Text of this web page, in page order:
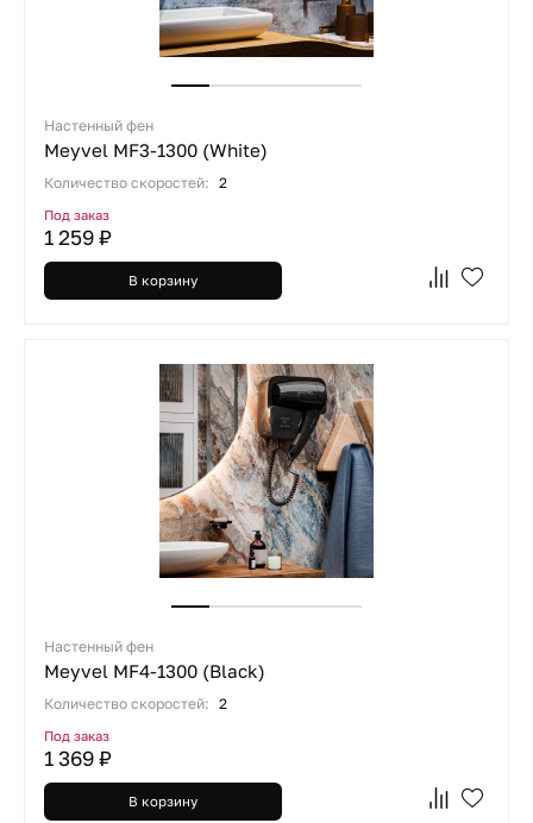
Настенный фен
Meyvel MF3-1300 (White)
Количество скоростей: 2
Под заказ
1 259 ₽
В корзину
Настенный фен
Meyvel MF4-1300 (Black)
Количество скоростей: 2
Под заказ
1 369 ₽
В корзину